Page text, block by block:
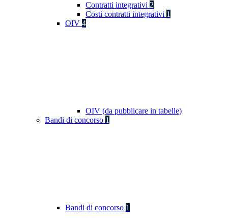
Contratti integrativi 2
Costi contratti integrativi 1
OIV 4
OIV (da pubblicare in tabelle)
Bandi di concorso 1
Bandi di concorso 1